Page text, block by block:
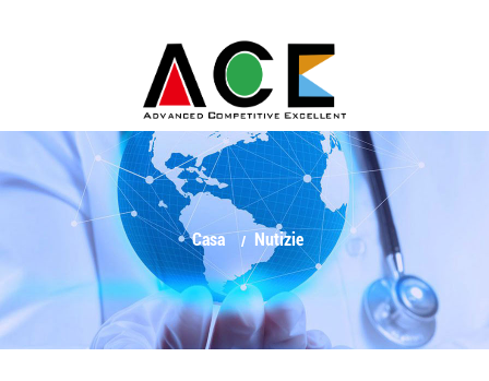
Casa Nutizie